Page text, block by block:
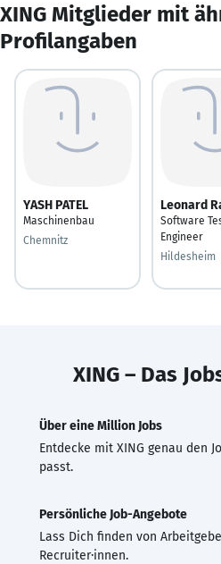
XING Mitglieder mit
Profilangaben
YASH PATEL
Maschinenbau
Chemnitz
Leonard
Software
Engineer
Hildesheim
XING – Das
Über eine Million Jobs
Entdecke mit XING genau den
passt.
Persönliche Job-Angebote
Lass Dich finden von
Recruiter·innen.